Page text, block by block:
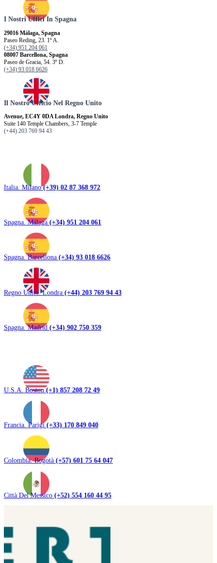
I Nostri Uffici In Spagna
29016 Málaga, Spagna
Paseo Reding, 23. 1º A.
(+34) 951 204 061
08007 Barcellona, ​​Spagna
Paseo de Gracia, 54. 3º D.
(+34) 93 018 6626
Il Nostro Ufficio Nel Regno Unito
Avenue, EC4Y 0DA Londra, Regno Unito
Suite 140 Temple Chambers, 3-7 Temple
(+44) 203 769 94 43
Italia. Milano(+39) 02 87 368 972
Spagna. Málaga (+34) 951 204 061
Spagna. Barcellona (+34) 93 018 6626
Regno Unito. Londra (+44) 203 769 94 43
Spagna. Madrid (+34) 902 750 359
U.S.A. Boston(+1) 857 208 72 49
Francia. Parigi(+33) 170 849 040
Colombia. Bogotà (+57) 601 75 64 047
Città Del Messico (+52) 554 160 44 95